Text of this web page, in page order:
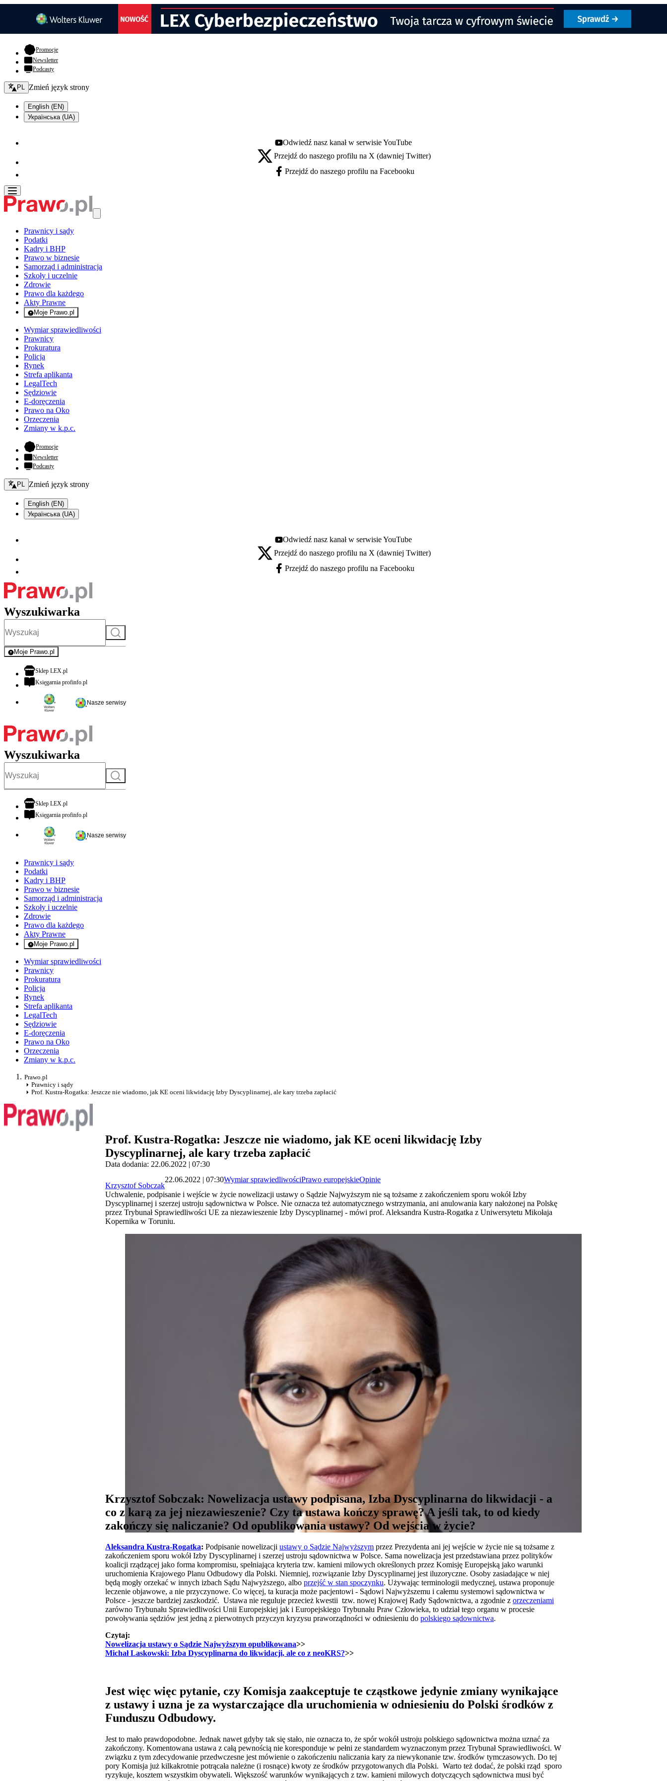
Promocje- otwiera się w nowej karcie
Newsletter
Podcasty
Zmień język - bieżący:
PL Zmień język strony
English (EN)
Українська (UA)
Youtube - otwiera się w nowej karcie
Odwiedź nasz kanał w serwisie YouTube
X - otwiera się w nowej karcie
Przejdź do naszego profilu na X (dawniej Twitter)
Facebook - otwiera się w nowej karcie
Przejdź do naszego profilu na Facebooku
Prawnicy i sądy
Podatki
Kadry i BHP
Prawo w biznesie
Samorząd i administracja
Szkoły i uczelnie
Zdrowie
Prawo dla każdego
Akty Prawne
Moje Prawo.pl
- rejestracja i logowanie do serwisu
Wymiar sprawiedliwości
Prawnicy
Prokuratura
Policja
Rynek
Strefa aplikanta
LegalTech
Sędziowie
E-doręczenia
Prawo na Oko
Orzeczenia
Zmiany w k.p.c.
Promocje- otwiera się w nowej karcie
Newsletter
Podcasty
Zmień język - bieżący:
PL Zmień język strony
English (EN)
Українська (UA)
Youtube - otwiera się w nowej karcie
Odwiedź nasz kanał w serwisie YouTube
X - otwiera się w nowej karcie
Przejdź do naszego profilu na X (dawniej Twitter)
Facebook - otwiera się w nowej karcie
Przejdź do naszego profilu na Facebooku
Wyszukiwarka
Szukaj
Moje Prawo.pl
- rejestracja i logowanie do serwisu
Sklep LEX.plotwiera się w nowej karcie
Księgarnia profinfo.plotwiera się w nowej karcie
Nasze serwisy
Wyszukiwarka
Szukaj
Sklep LEX.plotwiera się w nowej karcie
Księgarnia profinfo.plotwiera się w nowej karcie
Nasze serwisy
Prawnicy i sądy
Podatki
Kadry i BHP
Prawo w biznesie
Samorząd i administracja
Szkoły i uczelnie
Zdrowie
Prawo dla każdego
Akty Prawne
Moje Prawo.pl
- rejestracja i logowanie do serwisu
Wymiar sprawiedliwości
Prawnicy
Prokuratura
Policja
Rynek
Strefa aplikanta
LegalTech
Sędziowie
E-doręczenia
Prawo na Oko
Orzeczenia
Zmiany w k.p.c.
Prawo.pl
Prawnicy i sądy
Prof. Kustra-Rogatka: Jeszcze nie wiadomo, jak KE oceni likwidację Izby Dyscyplinarnej, ale kary trzeba zapłacić
Prof. Kustra-Rogatka: Jeszcze nie wiadomo, jak KE oceni likwidację Izby
Dyscyplinarnej, ale kary trzeba zapłacić
Data dodania: 22.06.2022 | 07:30
Krzysztof Sobczak
22.06.2022 | 07:30Wymiar sprawiedliwościPrawo europejskieOpinie
Uchwalenie, podpisanie i wejście w życie nowelizacji ustawy o Sądzie Najwyższym nie są tożsame z zakończeniem sporu wokół Izby
Dyscyplinarnej i szerzej ustroju sądownictwa w Polsce. Nie oznacza też automatycznego wstrzymania, ani anulowania kary nałożonej na Polskę
przez Trybunał Sprawiedliwości UE za niezawieszenie Izby Dyscyplinarnej - mówi prof. Aleksandra Kustra-Rogatka z Uniwersytetu Mikołaja
Kopernika w Toruniu.
Krzysztof Sobczak: Nowelizacja ustawy podpisana, Izba Dyscyplinarna do likwidacji - a
co z karą za jej niezawieszenie? Czy ta ustawa kończy sprawę? A jeśli tak, to od kiedy
zakończy się naliczanie? Od opublikowania ustawy? Od wejścia w życie?
Aleksandra Kustra-Rogatka: Podpisanie nowelizacji ustawy o Sądzie Najwyższym przez Prezydenta ani jej wejście w życie nie są tożsame z
zakończeniem sporu wokół Izby Dyscyplinarnej i szerzej ustroju sądownictwa w Polsce. Sama nowelizacja jest przedstawiana przez polityków
koalicji rządzącej jako forma kompromisu, spełniająca kryteria tzw. kamieni milowych określonych przez Komisję Europejską jako warunki
uruchomienia Krajowego Planu Odbudowy dla Polski. Niemniej, rozwiązanie Izby Dyscyplinarnej jest iluzoryczne. Osoby zasiadające w niej
będą mogły orzekać w innych izbach Sądu Najwyższego, albo przejść w stan spoczynku. Używając terminologii medycznej, ustawa proponuje
leczenie objawowe, a nie przyczynowe. Co więcej, ta kuracja może pacjentowi - Sądowi Najwyższemu i całemu systemowi sądownictwa w
Polsce - jeszcze bardziej zaszkodzić. Ustawa nie reguluje przecież kwestii tzw. nowej Krajowej Rady Sądownictwa, a zgodnie z orzeczeniami
zarówno Trybunału Sprawiedliwości Unii Europejskiej jak i Europejskiego Trybunału Praw Człowieka, to udział tego organu w procesie
powoływania sędziów jest jedną z pierwotnych przyczyn kryzysu praworządności w odniesieniu do polskiego sądownictwa.
Czytaj:
Nowelizacja ustawy o Sądzie Najwyższym opublikowana>>
Michał Laskowski: Izba Dyscyplinarna do likwidacji, ale co z neoKRS?>>
Jest więc więc pytanie, czy Komisja zaakceptuje te cząstkowe jedynie zmiany wynikające
z ustawy i uzna je za wystarczające dla uruchomienia w odniesieniu do Polski środków z
Funduszu Odbudowy.
Jest to mało prawdopodobne. Jednak nawet gdyby tak się stało, nie oznacza to, że spór wokół ustroju polskiego sądownictwa można uznać za
zakończony. Komentowana ustawa z całą pewnością nie koresponduje w pełni ze standardem wyznaczonym przez Trybunał Sprawiedliwości. W
związku z tym zdecydowanie przedwczesne jest mówienie o zakończeniu naliczania kary za niewykonanie tzw. środków tymczasowych. Do tej
pory Komisja już kilkakrotnie potrącała należne (i rosnące) kwoty ze środków przygotowanych dla Polski. Warto też dodać, że polski rząd sporo
ryzykuje, kosztem wszystkim obywateli. Większość warunków wynikających z tzw. kamieni milowych dotyczących sądownictwa musi być